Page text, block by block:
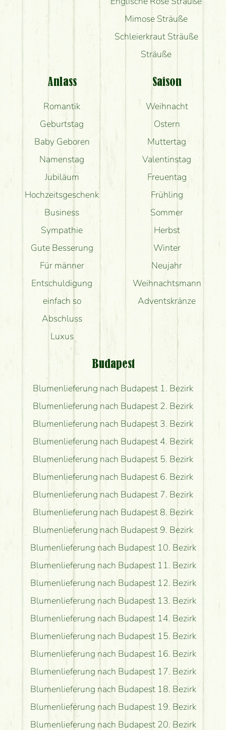
Mimose Sträuße
Schleierkraut Sträuße
Sträuße
Anlass
Romantik
Geburtstag
Baby Geboren
Namenstag
Jubiläum
Hochzeitsgeschenk
Business
Sympathie
Gute Besserung
Für männer
Entschuldigung
einfach so
Abschluss
Luxus
Saison
Weihnacht
Ostern
Muttertag
Valentinstag
Freuentag
Frühling
Sommer
Herbst
Winter
Neujahr
Weihnachtsmann
Adventskränze
Budapest
Blumenlieferung nach Budapest 1. Bezirk
Blumenlieferung nach Budapest 2. Bezirk
Blumenlieferung nach Budapest 3. Bezirk
Blumenlieferung nach Budapest 4. Bezirk
Blumenlieferung nach Budapest 5. Bezirk
Blumenlieferung nach Budapest 6. Bezirk
Blumenlieferung nach Budapest 7. Bezirk
Blumenlieferung nach Budapest 8. Bezirk
Blumenlieferung nach Budapest 9. Bezirk
Blumenlieferung nach Budapest 10. Bezirk
Blumenlieferung nach Budapest 11. Bezirk
Blumenlieferung nach Budapest 12. Bezirk
Blumenlieferung nach Budapest 13. Bezirk
Blumenlieferung nach Budapest 14. Bezirk
Blumenlieferung nach Budapest 15. Bezirk
Blumenlieferung nach Budapest 16. Bezirk
Blumenlieferung nach Budapest 17. Bezirk
Blumenlieferung nach Budapest 18. Bezirk
Blumenlieferung nach Budapest 19. Bezirk
Blumenlieferung nach Budapest 20. Bezirk